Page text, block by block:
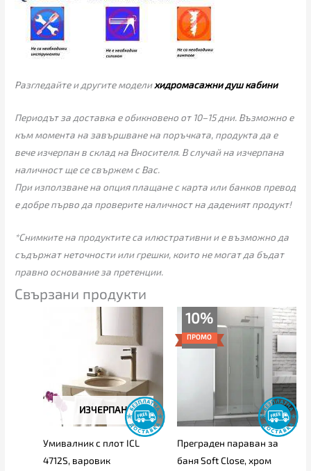
Разгледайте и другите моделихидромасажни душ кабини
Периодът за доставка е обикновено от 10–15 дни. Възможно е
към момента на завършване на поръчката, продукта да е
вече изчерпан в склад на Вносителя. В случай на изчерпана
наличност ще се свържем с Вас.
При използване на опция плащане с карта или банков превод
е добре първо да проверите наличност на даденият продукт!
*Снимките на продуктите са илюстративни и е възможно да
съдържат неточности или грешки, които не могат да бъдат
правно основание за претенции.
Свързани продукти
ИЗЧЕРПАН
Умивалник с плот ICL
4712S, варовик
10%
ПРОМО
Преграден параван за
баня Soft Close, хром
range:
309.00€
through
365.00€